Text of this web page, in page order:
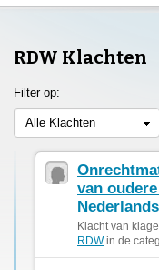
RDW Klachten
Filter op:
Alle Klachten
van
Klacht van
RDWin de